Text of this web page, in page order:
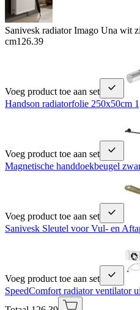
Sanivesk radiator Imago Una wit
cm126.39
Voeg product toe aan set
Handson radiatorfolie 250x50cm
Voeg product toe aan set
Magnetische handdoekbeugel
Voeg product toe aan set
Sanivesk Sleutel voor Vul- en
Voeg product toe aan set
SpeedComfort radiator ventilator